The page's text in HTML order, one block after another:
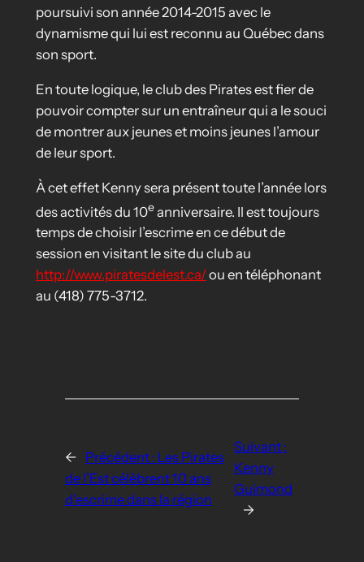
poursuivi son année 2014-2015 avec le
dynamisme qui lui est reconnu au Québec dans
son sport.
En toute logique, le club des Pirates est fier de
pouvoir compter sur un entraîneur qui a le souci
de montrer aux jeunes et moins jeunes l’amour
de leur sport.
À cet effet Kenny sera présent toute l’année lors
des activités du 10eanniversaire. Il est toujours
temps de choisir l’escrime en ce début de
session en visitant le site du club au
http://www.piratesdelest.ca/ou en téléphonant
au (418) 775-3712.
← Précédent : Les Pirates
de l’Est célèbrent 10 ans
d’escrime dans la région
Suivant :
Kenny
Guimond
→